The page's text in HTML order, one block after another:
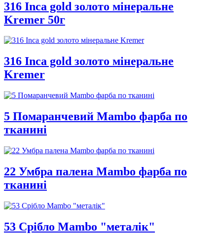
316 Inca gold золото мінеральне
Kremer 50г
316 Inca gold золото мінеральне
Kremer
5 Помаранчевий Mambo фарба по
тканині
22 Умбра палена Mambo фарба по
тканині
53 Срібло Mambo "металік"